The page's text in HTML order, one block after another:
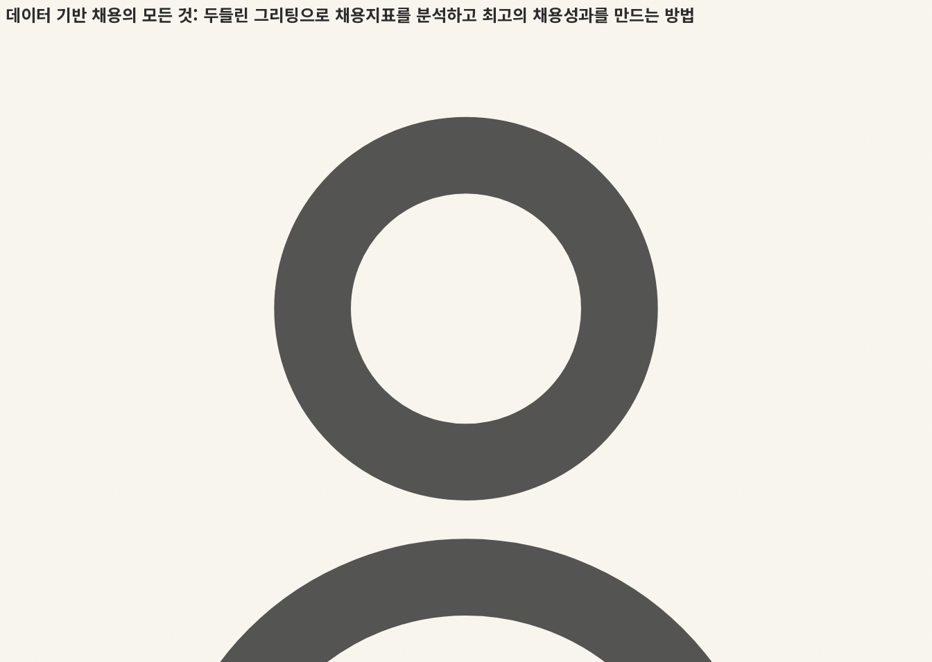
데이터 기반 채용의 모든 것: 두들린 그리팅으로 채용지표를 분석하고 최고의 채용성과를 만드는 방법